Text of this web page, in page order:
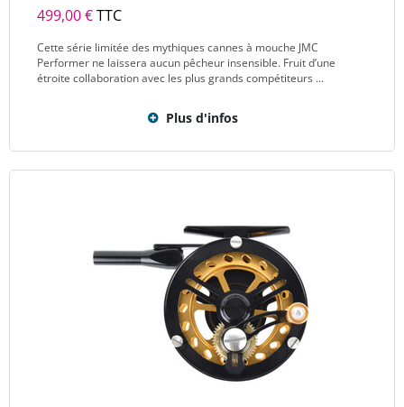
499,00 €TTC
Cette série limitée des mythiques cannes à mouche JMC
Performer ne laissera aucun pêcheur insensible. Fruit d’une
étroite collaboration avec les plus grands compétiteurs ...
Plus d'infos